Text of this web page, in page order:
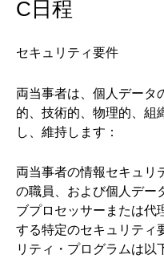
C日程
セキュリティ要件
両当事者は、個人データ
的、技術的、物理的、組
し、維持します：
両当事者の情報セキュリ
の職員、および個人デー
ブプロセッサーまたは代
する特定のセキュリティ
リティ・プログラムは以